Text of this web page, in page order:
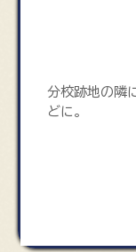
分校跡地の隣
どに。